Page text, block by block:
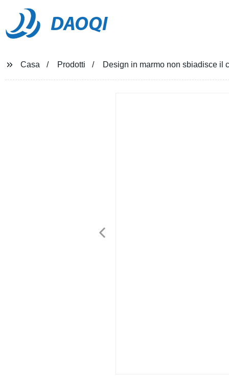
DAOQI
Casa Prodotti Design in marmo non sbiadisce il